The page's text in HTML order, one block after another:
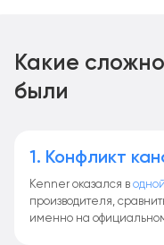
Какие
были
1. Конфликт
Kenner оказался в
производителя,
именно на